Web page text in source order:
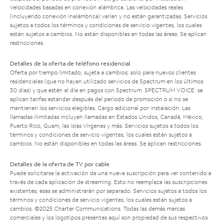
Velocidades basadas en conexión alámbrica. Las velocidades reales
(incluyendo conexión inalámbrica) varían y no están garantizadas. Servicios
sujetos a todos los términos y condiciones de servicio vigentes, los cuales
están sujetos a cambios. No están disponibles en todas las áreas. Se aplican
restricciones.
Detalles de la oferta de teléfono residencial
Oferta por tiempo limitado; sujeta a cambios; solo para nuevos clientes
residenciales (que no hayan utilizado servicios de Spectrum en los últimos
30 días) y que estén al día en pagos con Spectrum. SPECTRUM VOICE: se
aplican tarifas estándar después del período de promoción o si no se
mantienen los servicios elegibles. Cargo adicional por instalación. Las
llamadas ilimitadas incluyen llamadas en Estados Unidos, Canadá, México,
Puerto Rico, Guam, las Islas Vírgenes y más. Servicios sujetos a todos los
términos y condiciones de servicio vigentes, los cuales están sujetos a
cambios. No están disponibles en todas las áreas. Se aplican restricciones.
Detalles de la oferta de TV por cable
Puede solicitarse la activación de una nueva suscripción para ver contenido a
través de cada aplicación de streaming. Esto no reemplaza las suscripciones
existentes; esas se administrarán por separado. Servicios sujetos a todos los
términos y condiciones de servicio vigentes, los cuales están sujetos a
cambios. ©2025 Charter Communications. Todas las demás marcas
comerciales y los logotipos presentes aquí son propiedad de sus respectivos